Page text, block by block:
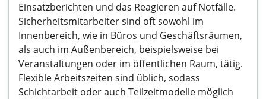
Einsatzberichten und das Reagieren auf Notfälle.
Sicherheitsmitarbeiter sind oft sowohl im
Innenbereich, wie in Büros und Geschäftsräumen,
als auch im Außenbereich, beispielsweise bei
Veranstaltungen oder im öffentlichen Raum, tätig.
Flexible Arbeitszeiten sind üblich, sodass
Schichtarbeit oder auch Teilzeitmodelle möglich